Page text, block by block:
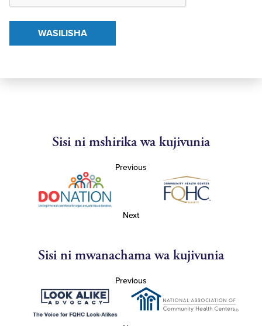
WASILISHA
Sisi ni mshirika wa kujivunia
Previous
Next
Sisi ni mwanachama wa kujivunia
Previous